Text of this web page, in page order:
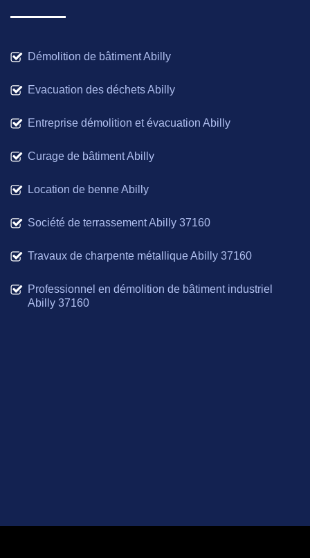
Démolition de bâtiment Abilly
Evacuation des déchets Abilly
Entreprise démolition et évacuation Abilly
Curage de bâtiment Abilly
Location de benne Abilly
Société de terrassement Abilly 37160
Travaux de charpente métallique Abilly 37160
Professionnel en démolition de bâtiment industriel
Abilly 37160